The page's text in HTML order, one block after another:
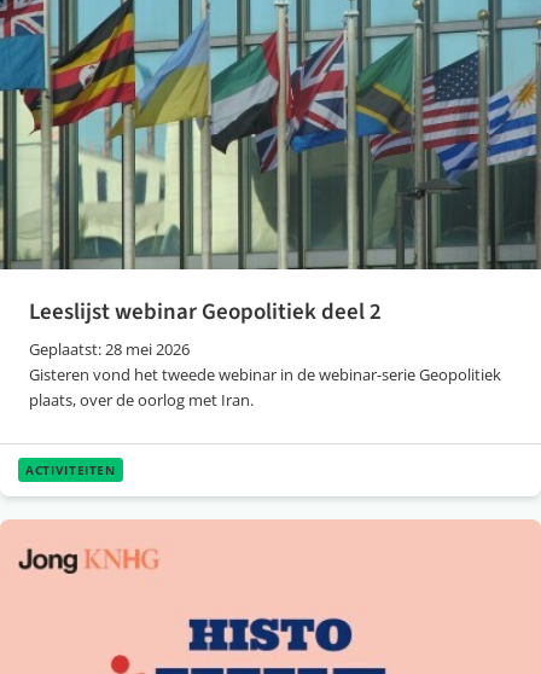
Leeslijst webinar Geopolitiek deel 2
Geplaatst: 28 mei 2026
Gisteren vond het tweede webinar in de webinar-serie Geopolitiek
plaats, over de oorlog met Iran.
ACTIVITEITEN